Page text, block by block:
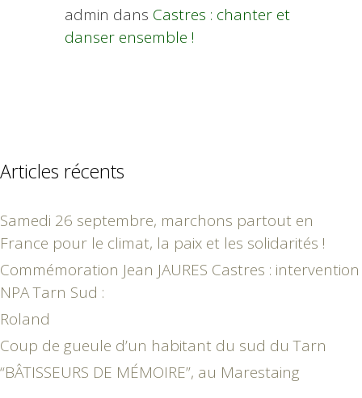
admin dans Castres : chanter et
danser ensemble !
Articles récents
Samedi 26 septembre, marchons partout en
France pour le climat, la paix et les solidarités !
Commémoration Jean JAURES Castres : intervention
NPA Tarn Sud :
Roland
Coup de gueule d’un habitant du sud du Tarn
“BÂTISSEURS DE MÉMOIRE”, au Marestaing